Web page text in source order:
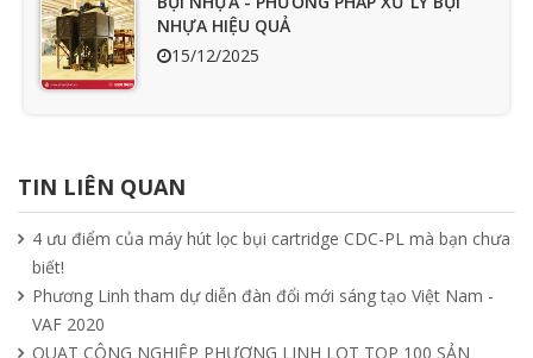
NHỰA HIỆU QUẢ
15/12/2025
15/04/2025
11/04/2025
TIN LIÊN QUAN
4 ưu điểm của máy hút lọc bụi cartridge CDC-PL mà bạn chưa
biết!
Phương Linh tham dự diễn đàn đổi mới sáng tạo Việt Nam -
VAF 2020
QUẠT CÔNG NGHIỆP PHƯƠNG LINH LỌT TOP 100 SẢN